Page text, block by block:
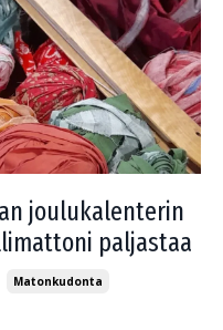
joulukalenterin
paljastaa
Matonkudonta